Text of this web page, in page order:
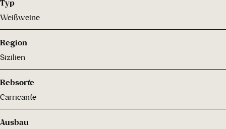
Typ
Weißweine
Region
Sizilien
Rebsorte
Carricante
Ausbau